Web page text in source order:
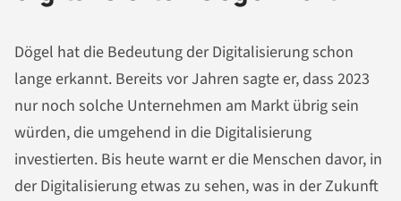
Dögel hat die Bedeutung der Digitalisierung schon
lange erkannt. Bereits vor Jahren sagte er, dass 2023
nur noch solche Unternehmen am Markt übrig sein
würden, die umgehend in die Digitalisierung
investierten. Bis heute warnt er die Menschen davor, in
der Digitalisierung etwas zu sehen, was in der Zukunft